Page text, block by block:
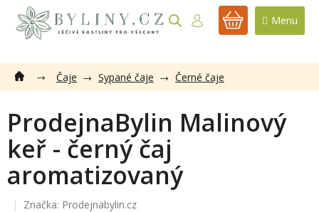
obsah
NÁKUPNÍ
Čaje Sypané čaje Černé čaje
ProdejnaBylin Malinový
keř - černý čaj
aromatizovaný
Značka: Prodejnabylin.cz